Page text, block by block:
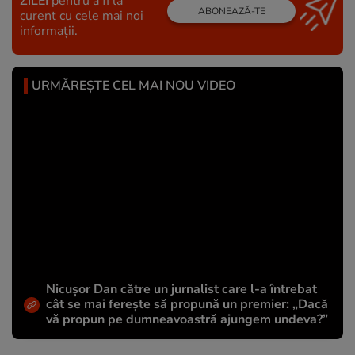
curent cu cele mai noi
informații.
ABONEAZĂ-TE
URMĂREȘTE CEL MAI NOU VIDEO
Nicușor Dan către un jurnalist care l-a întrebat
cât se mai ferește să propună un premier: „Dacă
vă propun pe dumneavoastră ajungem undeva?”